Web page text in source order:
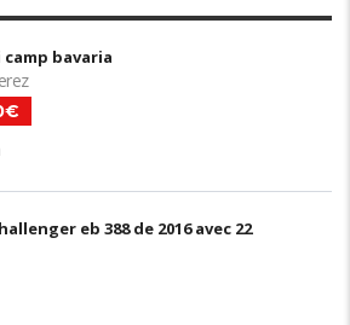
bavaria
eb 388 de 2016 avec 22